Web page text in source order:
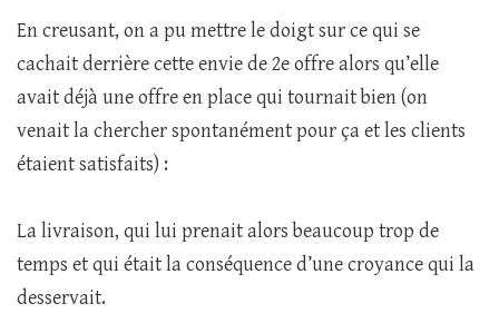
En creusant, on a pu mettre le doigt sur ce qui se
cachait derrière cette envie de 2e offre alors qu’elle
avait déjà une offre en place qui tournait bien (on
venait la chercher spontanément pour ça et les clients
étaient satisfaits) :
La livraison, qui lui prenait alors beaucoup trop de
temps et qui était la conséquence d’une croyance qui la
desservait.